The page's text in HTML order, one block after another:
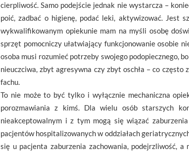
cierpliwość. Samo podejście jednak nie wystarcza –
poić, zadbać o higienę, podać leki, aktywizować. Jest
wykwalifikowanym opiekunie mam na myśli osobę
sprzęt pomocniczy ułatwiający funkcjonowanie osobie
osoba musi rozumieć potrzeby swojego podopiecznego,
nieuczciwa, zbyt agresywna czy zbyt oschła – co
fachu.
To nie może to być tylko i wyłącznie mechaniczna
porozmawiania z kimś. Dla wielu osób starszych
nieakceptowalnym i z tym mogą się wiązać
pacjentów hospitalizowanych w oddziałach
się u pacjenta zaburzenia zachowania, podejrzliwość,